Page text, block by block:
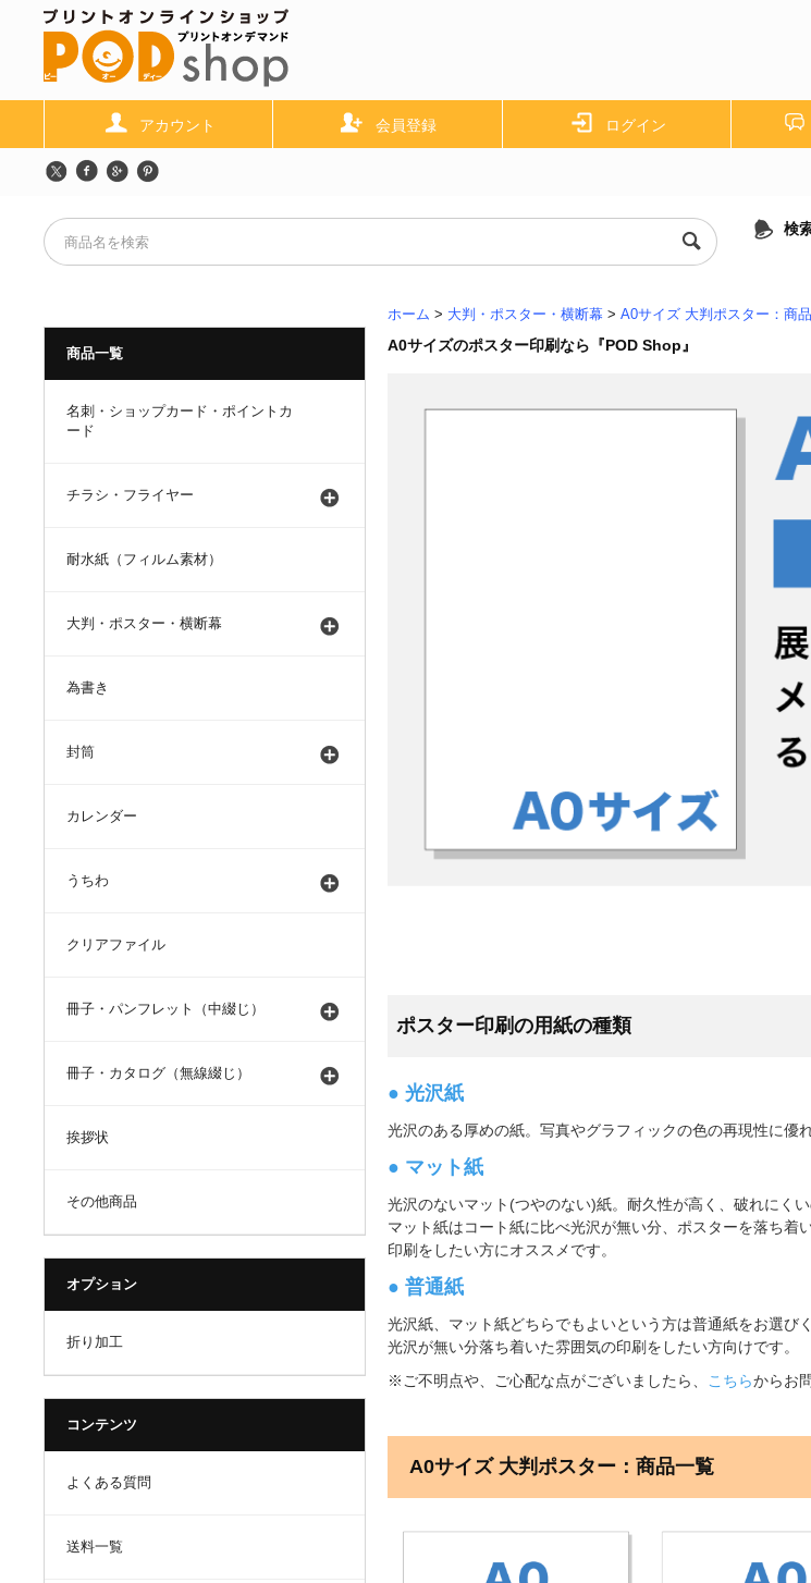
アカウント 会員登録 ログイン
検
ホーム > 大判・ポスター・横断幕 >A0サイズ 大判ポスター：商
A0サイズのポスター印刷なら『POD Shop』
ポスター印刷の用紙の種類
●光沢紙
光沢のある厚めの紙。写真やグラフィックの色の再現性に優
● マット紙
光沢のないマット(つやのない)紙。耐久性が高く、破れにく
マット紙はコート紙に比べ光沢が無い分、ポスターを落ち
印刷をしたい方にオススメです。
●普通紙
光沢紙、マット紙どちらでもよいという方は普通紙をお選びく
光沢が無い分落ち着いた雰囲気の印刷をしたい方向けです。
※ご不明点や、ご心配な点がございましたら、
こちらからお
A0サイズ 大判ポスター：商品一覧
商品一覧
名刺・ショップカード・ポイントカ
ード
チラシ・フライヤー
耐水紙（フィルム素材）
大判・ポスター・横断幕
為書き
封筒
カレンダー
うちわ
クリアファイル
冊子・パンフレット（中綴じ）
冊子・カタログ（無線綴じ）
挨拶状
その他商品
オプション
折り加工
コンテンツ
よくある質問
送料一覧